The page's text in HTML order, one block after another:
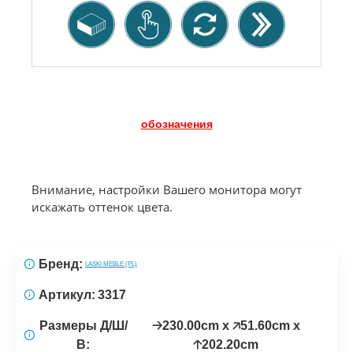
обозначения
Внимание, настройки Вашего монитора могут
искажать оттенок цвета.
Бренд: LASKI MEBLE (PL)
Артикул: 3317
Размеры Д/Ш/
В:
🡢230.00cm x 🡥51.60cm x
🡡202.20cm